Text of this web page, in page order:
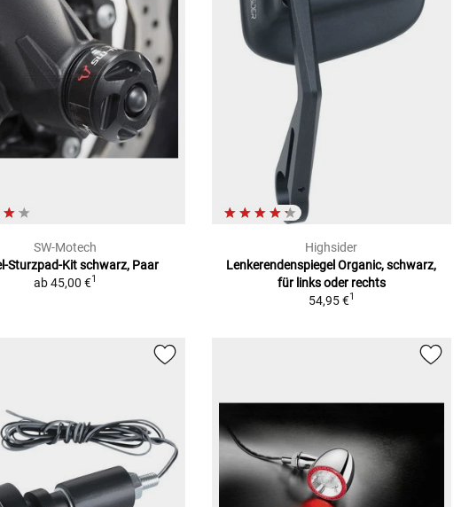
SW-Motech
Sturzpad-Kit schwarz, Paar
ab45,00 €1
Highsider
Lenkerendenspiegel Organic, schwarz,
für links oder rechts
54,95 €1